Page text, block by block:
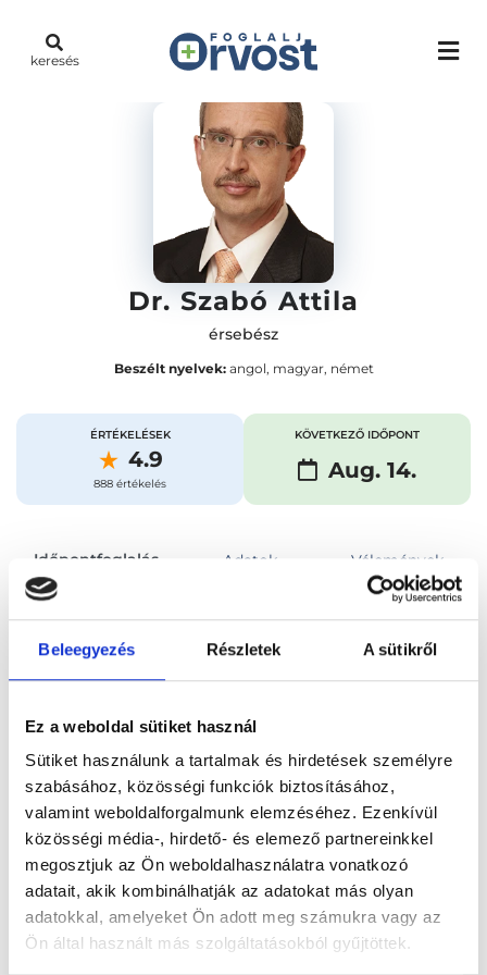
Beleegyezés Részletek A sütikről
Ez a weboldal sütiket használ
Sütiket használunk a tartalmak és hirdetések személyre
szabásához, közösségi funkciók biztosításához,
valamint weboldalforgalmunk elemzéséhez. Ezenkívül
közösségi média-, hirdető- és elemező partnereinkkel
megosztjuk az Ön weboldalhasználatra vonatkozó
adatait, akik kombinálhatják az adatokat más olyan
adatokkal, amelyeket Ön adott meg számukra vagy az
Ön által használt más szolgáltatásokból gyűjtöttek.
keresés
Dr. Szabó Attila
érsebész
Beszélt nyelvek:angol, magyar, német
ÉRTÉKELÉSEK
4.9
888 értékelés
KÖVETKEZŐ IDŐPONT
Aug. 14.
Időpontfoglalás Adatok Vélemények
Foglalj időpontot
Főoldal Orvosok érsebész
érsebész, Budapest, IV. kerület Dr. Szabó Attila